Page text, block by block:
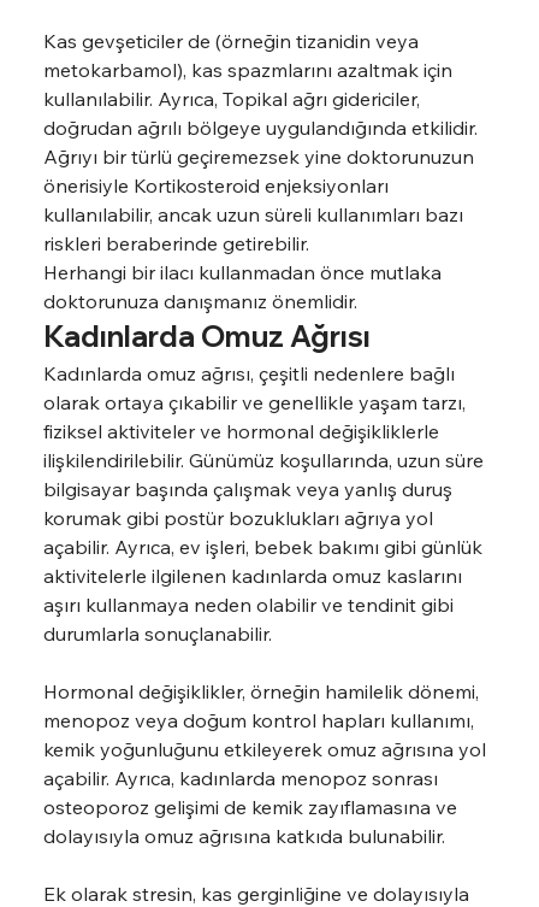
Kas gevşeticiler de (örneğin tizanidin veya
metokarbamol), kas spazmlarını azaltmak için
kullanılabilir. Ayrıca, Topikal ağrı gidericiler,
doğrudan ağrılı bölgeye uygulandığında etkilidir.
Ağrıyı bir türlü geçiremezsek yine doktorunuzun
önerisiyle Kortikosteroid enjeksiyonları
kullanılabilir, ancak uzun süreli kullanımları bazı
riskleri beraberinde getirebilir.
Herhangi bir ilacı kullanmadan önce mutlaka
doktorunuza danışmanız önemlidir.
Kadınlarda Omuz Ağrısı
Kadınlarda omuz ağrısı, çeşitli nedenlere bağlı
olarak ortaya çıkabilir ve genellikle yaşam tarzı,
fiziksel aktiviteler ve hormonal değişikliklerle
ilişkilendirilebilir. Günümüz koşullarında, uzun süre
bilgisayar başında çalışmak veya yanlış duruş
korumak gibi postür bozuklukları ağrıya yol
açabilir. Ayrıca, ev işleri, bebek bakımı gibi günlük
aktivitelerle ilgilenen kadınlarda omuz kaslarını
aşırı kullanmaya neden olabilir ve tendinit gibi
durumlarla sonuçlanabilir.
Hormonal değişiklikler, örneğin hamilelik dönemi,
menopoz veya doğum kontrol hapları kullanımı,
kemik yoğunluğunu etkileyerek omuz ağrısına yol
açabilir. Ayrıca, kadınlarda menopoz sonrası
osteoporoz gelişimi de kemik zayıflamasına ve
dolayısıyla omuz ağrısına katkıda bulunabilir.
Ek olarak stresin, kas gerginliğine ve dolayısıyla